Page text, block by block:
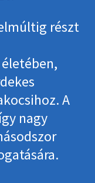
részt
A
nagy